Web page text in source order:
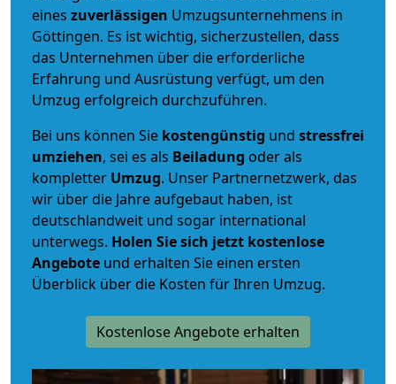
eines zuverlässigen Umzugsunternehmens in
Göttingen. Es ist wichtig, sicherzustellen, dass
das Unternehmen über die erforderliche
Erfahrung und Ausrüstung verfügt, um den
Umzug erfolgreich durchzuführen.
Bei uns können Sie kostengünstig und stressfrei
umziehen, sei es als Beiladung oder als
kompletter Umzug. Unser Partnernetzwerk, das
wir über die Jahre aufgebaut haben, ist
deutschlandweit und sogar international
unterwegs. Holen Sie sich jetzt kostenlose
Angebote und erhalten Sie einen ersten
Überblick über die Kosten für Ihren Umzug.
Kostenlose Angebote erhalten